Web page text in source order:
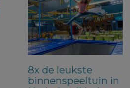
8x de leukste
binnenspeeltuin in